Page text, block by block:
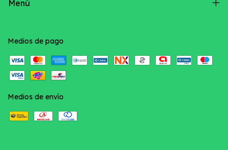
Menú
Medios de pago
Medios de envío